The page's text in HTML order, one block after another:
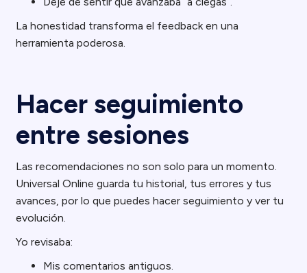
La honestidad transforma el feedback en una
herramienta poderosa.
Hacer seguimiento
entre sesiones
Las recomendaciones no son solo para un momento.
Universal Online guarda tu historial, tus errores y tus
avances, por lo que puedes hacer seguimiento y ver tu
evolución.
Yo revisaba:
Mis comentarios antiguos.